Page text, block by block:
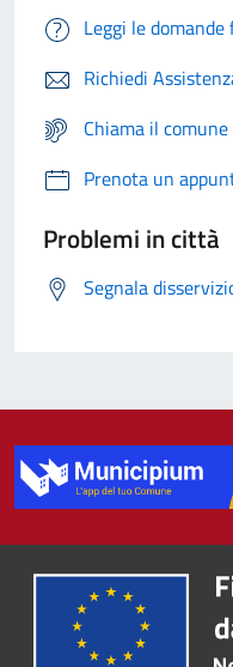
Leggi le
Richiedi
Chiama il
Prenota un
Problemi in città
Segnala